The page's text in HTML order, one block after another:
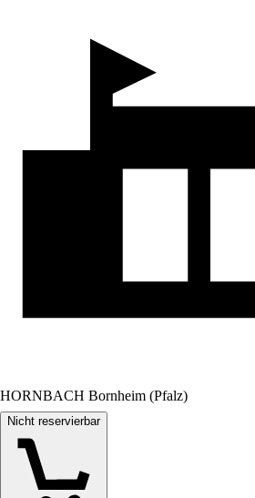
HORNBACH Bornheim (Pfalz)
Nicht reservierbar